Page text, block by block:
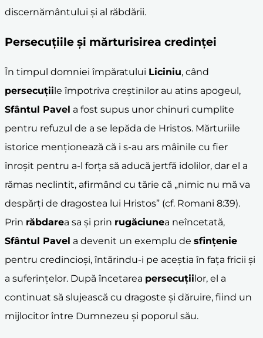
discernământului și al răbdării.
Persecuțiile și mărturisirea credinței
În timpul domniei împăratului Liciniu, când
persecuțiile împotriva creștinilor au atins apogeul,
Sfântul Pavel a fost supus unor chinuri cumplite
pentru refuzul de a se lepăda de Hristos. Mărturiile
istorice menționează că i s-au ars mâinile cu fier
înroșit pentru a-l forța să aducă jertfă idolilor, dar el a
rămas neclintit, afirmând cu tărie că „nimic nu mă va
despărți de dragostea lui Hristos” (cf. Romani 8:39).
Prin răbdarea sa și prin rugăciunea neîncetată,
Sfântul Pavel a devenit un exemplu de sfințenie
pentru credincioși, întărindu-i pe aceștia în fața fricii și
a suferințelor. După încetarea persecuțiilor, el a
continuat să slujească cu dragoste și dăruire, fiind un
mijlocitor între Dumnezeu și poporul său.